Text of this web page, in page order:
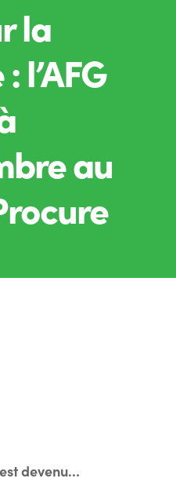
la
l’AFG
au
devenu…